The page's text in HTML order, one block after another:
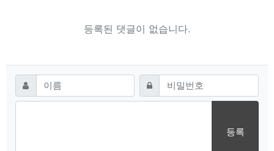
등록된 댓글이 없습니다.
댓글쓰기
이름 필수 비밀번호필수
등록